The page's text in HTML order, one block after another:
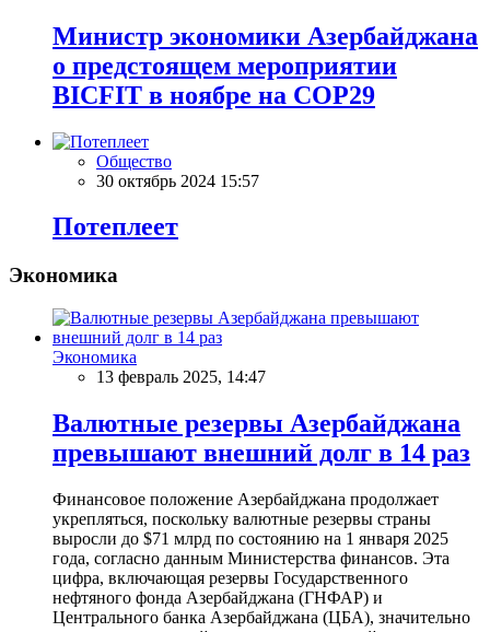
Министр экономики Азербайджана
о предстоящем мероприятии
BICFIT в ноябре на COP29
Общество
30 октябрь 2024 15:57
Потеплеет
Экономика
Экономика
13 февраль 2025, 14:47
Валютные резервы Азербайджана
превышают внешний долг в 14 раз
Финансовое положение Азербайджана продолжает
укрепляться, поскольку валютные резервы страны
выросли до $71 млрд по состоянию на 1 января 2025
года, согласно данным Министерства финансов. Эта
цифра, включающая резервы Государственного
нефтяного фонда Азербайджана (ГНФАР) и
Центрального банка Азербайджана (ЦБА), значительно